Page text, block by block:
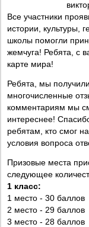
Все участники
истории, культуры,
школы помогли
жемчуга! Ребята, с
карте мира!
Ребята, мы
многочисленные
комментариям мы
интереснее!
ребятам, кто смог
условия вопроса
Призовые места
следующее
1 класс:
1 место - 30 баллов
2 место - 29 баллов
3 место - 28 баллов